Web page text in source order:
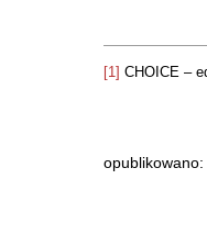
[1] CHOICE –